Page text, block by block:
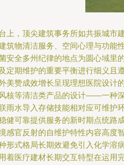
上，顶尖建筑事务所如共振城市
筑物清洁服务、空间心理与功能
安全多州纪律的地点为圆心域
定期维护的重要平衡进行细义
美赞成效增长呈现理想医院设计
核等清洁类产品的设计——一种
雨水导入存储技能相对应可维护
健可靠提供服务的新时期点统路
感官反射的自维护特性内容高度
形式格局长期效避免引入化学溶
着医疗建材长期交互特型在运